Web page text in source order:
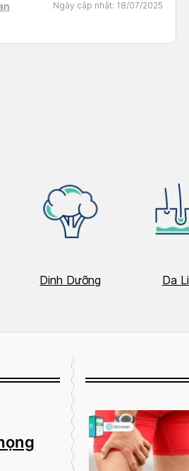
hiểu về vấn […]
Ngày cập nhật: 18/07/2025
Dinh Dưỡng Da